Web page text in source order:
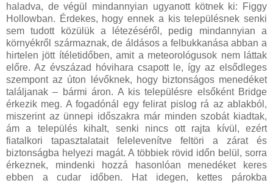
haladva, de végül mindannyian ugyanott kötnek ki: Figgy
Hollowban. Érdekes, hogy ennek a kis településnek senki
sem tudott közülük a létezéséről, pedig mindannyian a
környékről származnak, de áldásos a felbukkanása abban a
hirtelen jött ítéletidőben, amit a meteorológusok nem láttak
előre. Az évszázad hóvihara csapott le, így az elsődleges
szempont az úton lévőknek, hogy biztonságos menedéket
találjanak – bármi áron. A kis településre elsőként Bridge
érkezik meg. A fogadónál egy felirat pislog rá az ablakból,
miszerint az ünnepi időszakra már minden szobát kiadtak,
ám a település kihalt, senki nincs ott rajta kívül, ezért
fiatalkori tapasztalatait felelevenítve feltöri a zárat és
biztonságba helyezi magát. A többiek rövid időn belül, sorra
érkeznek, mindenki hozzá hasonlóan menedéket keres
ebben a cudar időben. Hat idegen, kettes párokba